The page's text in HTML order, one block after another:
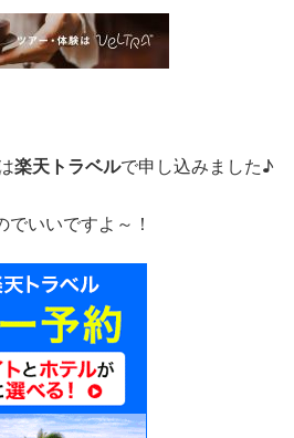
楽天トラベルで申し込みました♪
いいですよ～！